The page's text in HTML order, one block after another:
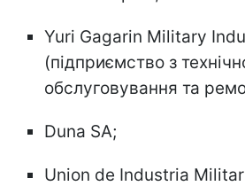
Yuri Gagarin Military
(підприємство з
обслуговування та
Duna SA;
Union de Industria